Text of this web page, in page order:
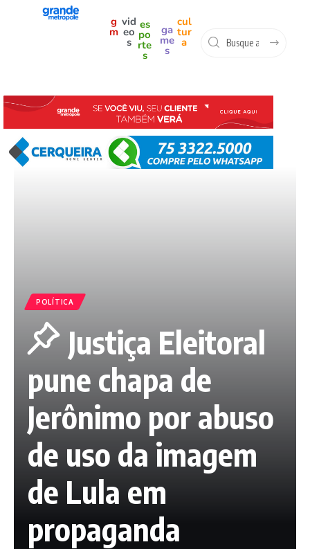
g
m
vid
eo
s
es
po
rte
s
ga
me
s
cul
tur
a
POLÍTICA
Justiça Eleitoral
pune chapa de
Jerônimo por abuso
de uso da imagem
de Lula em
propaganda